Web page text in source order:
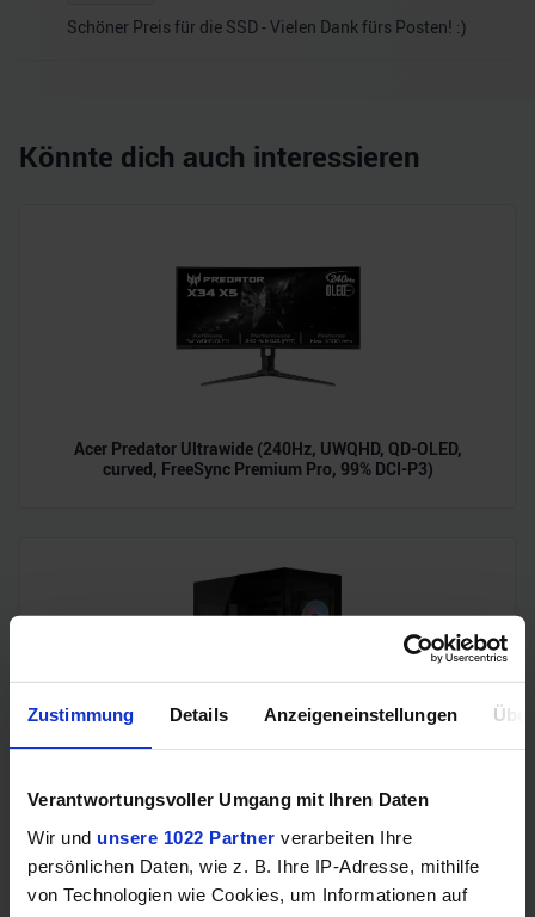
Zustimmung Details Anzeigeneinstellungen
Verantwortungsvoller Umgang mit Ihren Daten
Wir und unsere 1022 Partner verarbeiten Ihre
persönlichen Daten, wie z. B. Ihre IP-Adresse, mithilfe
von Technologien wie Cookies, um Informationen auf
Schöner Preis für die SSD - Vielen Dank fürs Posten! :)
Könnte dich auch interessieren
Acer Predator Ultrawide (240Hz, UWQHD, QD-OLED,
curved, FreeSync Premium Pro, 99% DCI-P3)
LINK LX120R RGB-Lüfter, Back-Connect, iCUE LINK